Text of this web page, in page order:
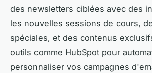
des newsletters ciblées avec des
les nouvelles sessions de cours,
spéciales, et des contenus
outils comme HubSpot pour
personnaliser vos campagnes